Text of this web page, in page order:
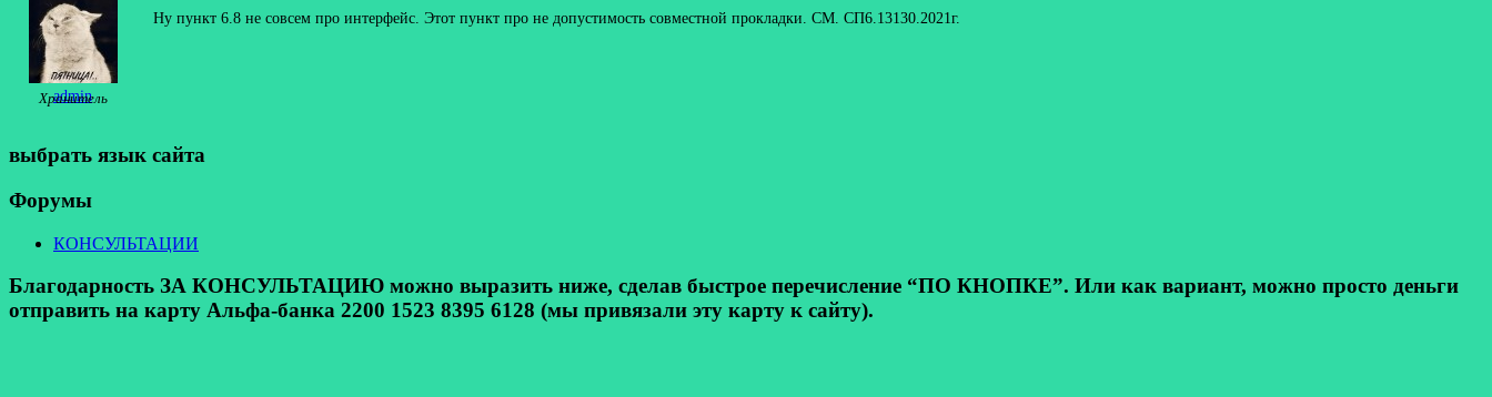
admin
Хранитель
Ну пункт 6.8 не совсем про интерфейс. Этот пункт про не допустимость совместной прокладки. СМ. СП6.13130.2021г.
выбрать язык сайта
Форумы
КОНСУЛЬТАЦИИ
Благодарность ЗА КОНСУЛЬТАЦИЮ можно выразить ниже, сделав быстрое перечисление “ПО КНОПКЕ”. Или как вариант, можно просто деньги
отправить на карту Альфа-банка 2200 1523 8395 6128 (мы привязали эту карту к сайту).